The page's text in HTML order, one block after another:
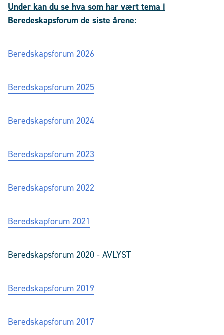
Under kan du se hva som har vært tema i
Beredeskapsforum de siste årene:
Beredskapsforum 2026
Beredskapsforum 2025
Beredskapsforum 2024
Beredskapsforum 2023
Beredskapsforum 2022
Beredskapforum 2021
Beredskapsforum 2020 - AVLYST
Beredskapsforum 2019
Beredskapsforum 2017